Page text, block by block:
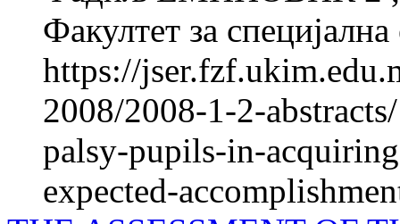
Факултет за
https://
2008/2008-1-2-
palsy-pupils-in-
expected-